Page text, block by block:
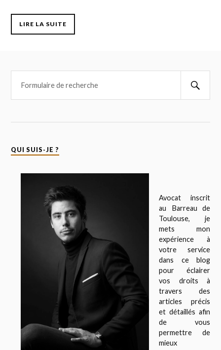
LIRE LA SUITE
QUI SUIS-JE ?
Avocat inscrit
au Barreau de
Toulouse, je
mets mon
expérience à
votre service
dans ce blog
pour éclairer
vos droits à
travers des
articles précis
et détaillés afin
de vous
permettre de
mieux